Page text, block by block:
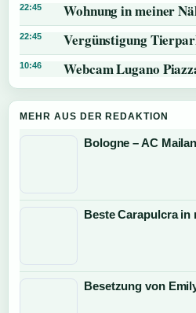
22:45 Wohnung in meiner
22:45 Vergünstigung
10:46 Webcam Lugano
MEHR AUS DER REDAKTION
Bologne – AC
Beste Carapulcra in
Besetzung von